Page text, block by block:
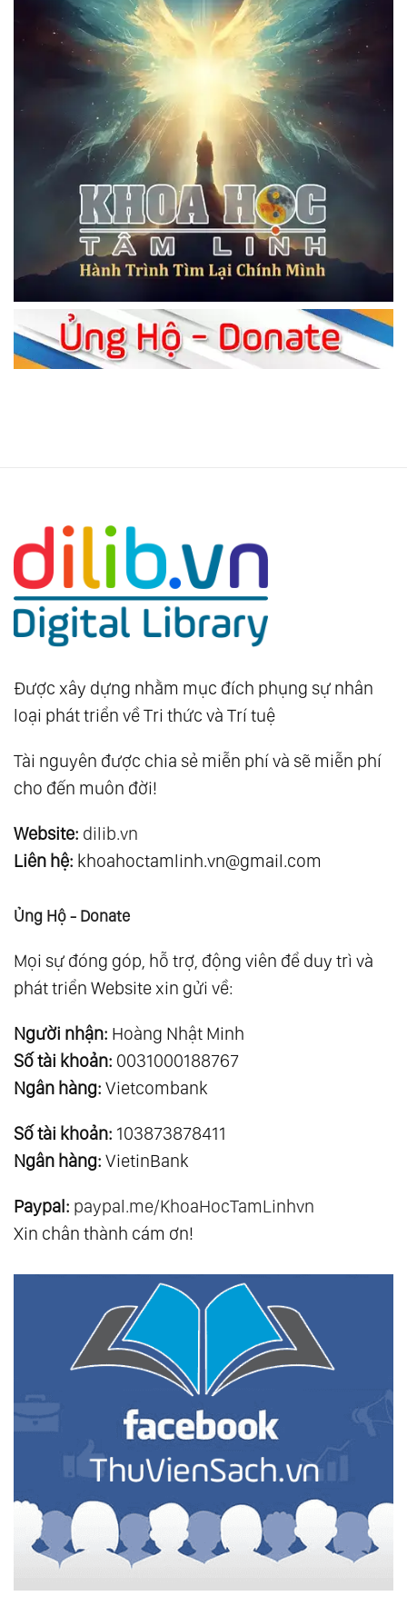
Được xây dựng nhằm mục đích phụng sự nhân
loại phát triển về Tri thức và Trí tuệ
Tài nguyên được chia sẻ miễn phí và sẽ miễn phí
cho đến muôn đời!
Website: dilib.vn
Liên hệ: khoahoctamlinh.vn@gmail.com
Ủng Hộ - Donate
Mọi sự đóng góp, hỗ trợ, động viên để duy trì và
phát triển Website xin gửi về:
Người nhận: Hoàng Nhật Minh
Số tài khoản: 0031000188767
Ngân hàng: Vietcombank
Số tài khoản: 103873878411
Ngân hàng: VietinBank
Paypal: paypal.me/KhoaHocTamLinhvn
Xin chân thành cám ơn!